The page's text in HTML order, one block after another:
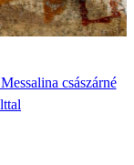
császárné